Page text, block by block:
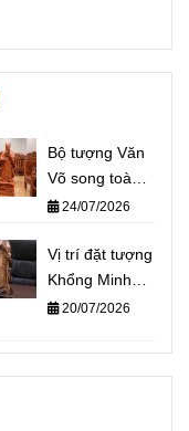
Bộ tượng Văn
Võ song toàn
Khổng Minh –
nghĩa và cách
đặt trên bàn
làm việc
24/07/2026
Vị trí đặt tượng
Khổng Minh
chuẩn phong
gian nào giúp
“quân sư” hỗ
20/07/2026